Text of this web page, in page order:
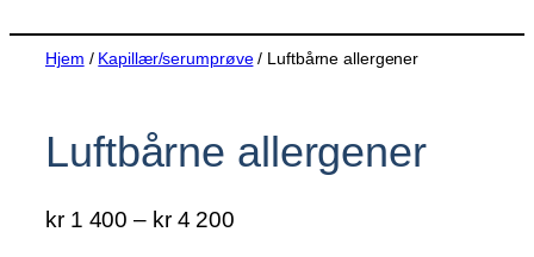
Hjem / Kapillær/serumprøve/ Luftbårne allergener
Luftbårne allergener
kr1 400 – kr4 200